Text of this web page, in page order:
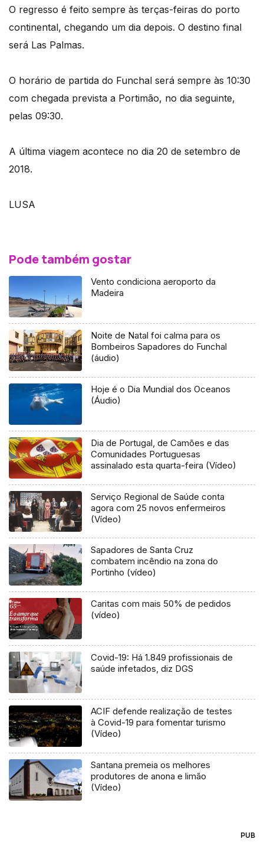
O regresso é feito sempre às terças-feiras do porto
continental, chegando um dia depois. O destino final
será Las Palmas.
O horário de partida do Funchal será sempre às 10:30
com chegada prevista a Portimão, no dia seguinte,
pelas 09:30.
A última viagem acontece no dia 20 de setembro de
2018.
LUSA
Pode também gostar
Vento condiciona aeroporto da
Madeira
Noite de Natal foi calma para os
Bombeiros Sapadores do Funchal
(áudio)
Hoje é o Dia Mundial dos Oceanos
(Áudio)
Dia de Portugal, de Camões e das
Comunidades Portuguesas
assinalado esta quarta-feira (Vídeo)
Serviço Regional de Saúde conta
agora com 25 novos enfermeiros
(Vídeo)
Sapadores de Santa Cruz
combatem incêndio na zona do
Portinho (vídeo)
Caritas com mais 50% de pedidos
(vídeo)
Covid-19: Há 1.849 profissionais de
saúde infetados, diz DGS
ACIF defende realização de testes
à Covid-19 para fomentar turismo
(Vídeo)
Santana premeia os melhores
produtores de anona e limão
(Vídeo)
PUB